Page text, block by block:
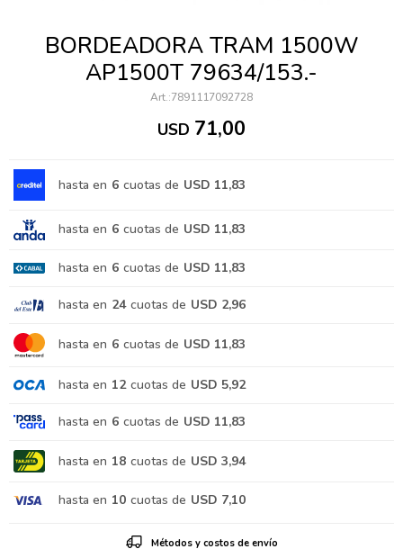
BORDEADORA TRAM 1500W
AP1500T 79634/153.-
7891117092728
USD 71,00
hasta en 6 cuotas de USD 11,83
hasta en 6 cuotas de USD 11,83
hasta en 6 cuotas de USD 11,83
hasta en 24 cuotas de USD 2,96
hasta en 6 cuotas de USD 11,83
hasta en 12 cuotas de USD 5,92
hasta en 6 cuotas de USD 11,83
hasta en 18 cuotas de USD 3,94
hasta en 10 cuotas de USD 7,10
Métodos y costos de envío